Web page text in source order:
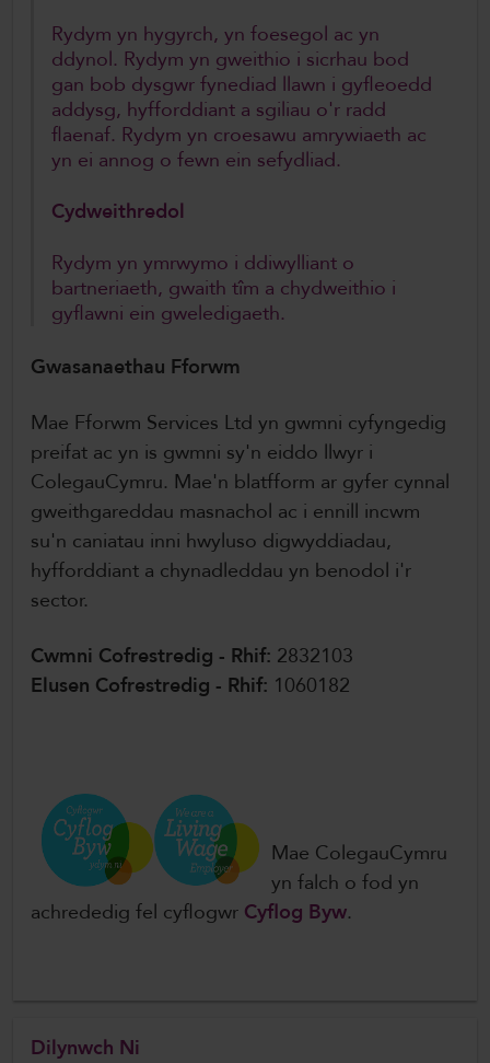
Rydym yn hygyrch, yn foesegol ac yn
ddynol. Rydym yn gweithio i sicrhau bod
gan bob dysgwr fynediad llawn i gyfleoedd
addysg, hyfforddiant a sgiliau o'r radd
flaenaf. Rydym yn croesawu amrywiaeth ac
yn ei annog o fewn ein sefydliad.
Cydweithredol
Rydym yn ymrwymo i ddiwylliant o
bartneriaeth, gwaith tîm a chydweithio i
gyflawni ein gweledigaeth.
Gwasanaethau Fforwm
Mae Fforwm Services Ltd yn gwmni cyfyngedig
preifat ac yn is gwmni sy'n eiddo llwyr i
ColegauCymru. Mae'n blatfform ar gyfer cynnal
gweithgareddau masnachol ac i ennill incwm
su'n caniatau inni hwyluso digwyddiadau,
hyfforddiant a chynadleddau yn benodol i'r
sector.
Cwmni Cofrestredig - Rhif: 2832103
Elusen Cofrestredig - Rhif: 1060182
Mae ColegauCymru
yn falch o fod yn
achrededig fel cyflogwr Cyflog Byw.
Dilynwch Ni